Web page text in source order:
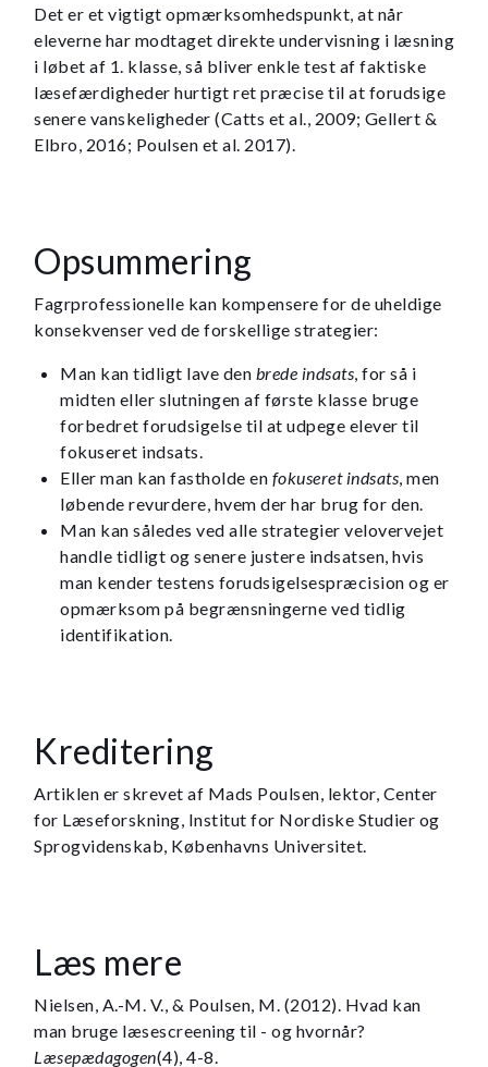
Det er et vigtigt opmærksomhedspunkt, at når
eleverne har modtaget direkte undervisning i læsning
i løbet af 1. klasse, så bliver enkle test af faktiske
læsefærdigheder hurtigt ret præcise til at forudsige
senere vanskeligheder (Catts et al., 2009; Gellert &
Elbro, 2016; Poulsen et al. 2017).
Opsummering
Fagrprofessionelle kan kompensere for de uheldige
konsekvenser ved de forskellige strategier:
Man kan tidligt lave den brede indsats, for så i
midten eller slutningen af første klasse bruge
forbedret forudsigelse til at udpege elever til
fokuseret indsats.
Eller man kan fastholde en fokuseret indsats, men
løbende revurdere, hvem der har brug for den.
Man kan således ved alle strategier velovervejet
handle tidligt og senere justere indsatsen, hvis
man kender testens forudsigelsespræcision og er
opmærksom på begrænsningerne ved tidlig
identifikation.
Kreditering
Artiklen er skrevet af Mads Poulsen, lektor, Center
for Læseforskning, Institut for Nordiske Studier og
Sprogvidenskab, Københavns Universitet.
Læs mere
Nielsen, A.-M. V., & Poulsen, M. (2012). Hvad kan
man bruge læsescreening til - og hvornår?
Læsepædagogen(4), 4-8.